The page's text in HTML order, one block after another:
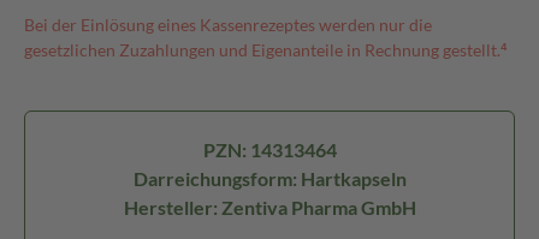
Bei der Einlösung eines Kassenrezeptes werden nur die
gesetzlichen Zuzahlungen und Eigenanteile in Rechnung gestellt.⁴
PZN: 14313464
Darreichungsform: Hartkapseln
Hersteller: Zentiva Pharma GmbH